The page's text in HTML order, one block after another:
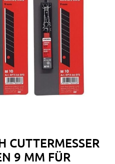
CUTTERMESSER
9 MM FÜR